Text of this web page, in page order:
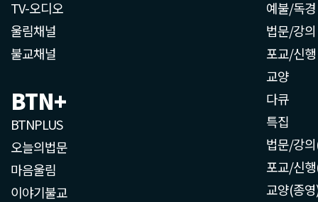
TV-오디오
울림채널
불교채널
BTN+
BTNPLUS
오늘의법문
마음울림
이야기불교
예불/독경
법문/강의
포교/신행
교양
다큐
특집
법문/강
포교/신
교양(종